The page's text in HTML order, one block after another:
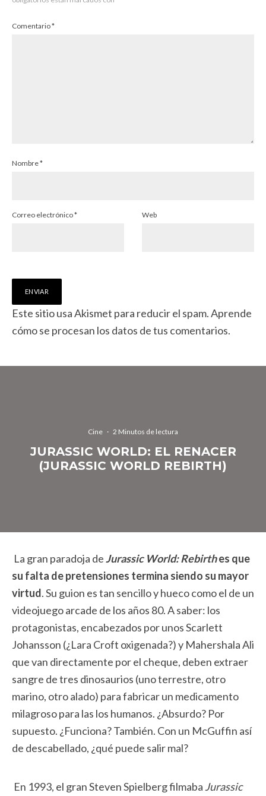
Comentario*
Nombre*
Correo electrónico* Web
Este sitio usa Akismet para reducir el spam.Aprende
cómo se procesan los datos de tus comentarios.
Cine · 2 Minutos de lectura
JURASSIC WORLD: EL RENACER
(JURASSIC WORLD REBIRTH)
La gran paradoja deJurassic World: Rebirthes que
su falta de pretensiones termina siendo su mayor
virtud. Su guion es tan sencillo y hueco como el de un
videojuego arcade de los años 80. A saber: los
protagonistas, encabezados por unos Scarlett
Johansson (¿Lara Croft oxigenada?) y Mahershala Ali
que van directamente por el cheque, deben extraer
sangre de tres dinosaurios (uno terrestre, otro
marino, otro alado) para fabricar un medicamento
milagroso para las los humanos. ¿Absurdo? Por
supuesto. ¿Funciona? También. Con un McGuffin así
de descabellado, ¿qué puede salir mal?
En 1993, el gran Steven Spielberg filmaba Jurassic